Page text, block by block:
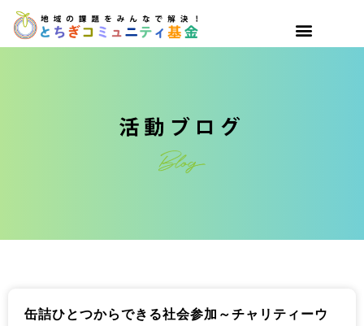
缶詰ひとつからできる社会参加～チャリティーウ